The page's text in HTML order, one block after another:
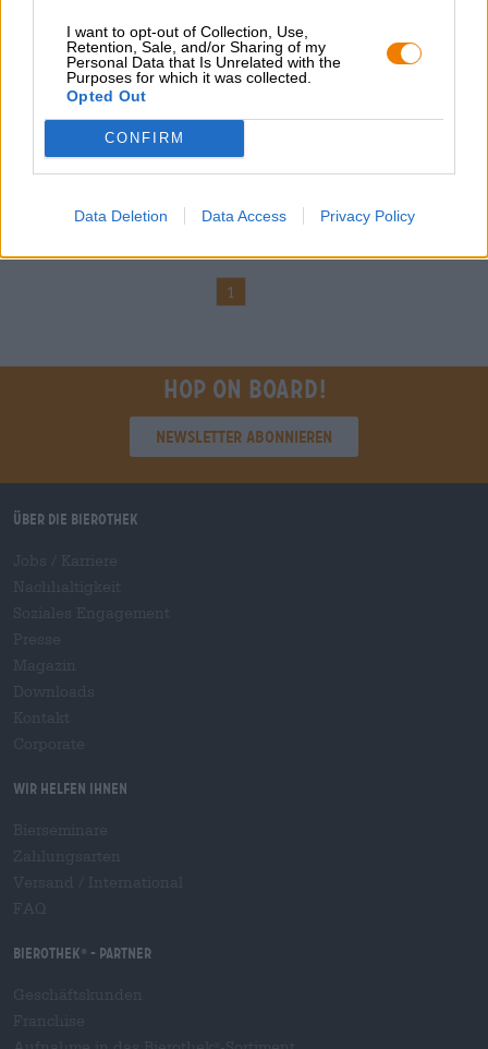
I want to opt-out of Collection, Use,
Retention, Sale, and/or Sharing of my
Personal Data that Is Unrelated with the
Purposes for which it was collected.
Opted Out
CONFIRM
Data Deletion Data Access Privacy Policy
UK/US Ales
geile zig
100% (1)
MEHRWEG
0,33 L Flasche - € 8,79 / LTR
Ausverkauft
1
Hop on board!
Newsletter abonnieren
Über die Bierothek
Wir helfen Ihnen
Bierothek ® - Partner